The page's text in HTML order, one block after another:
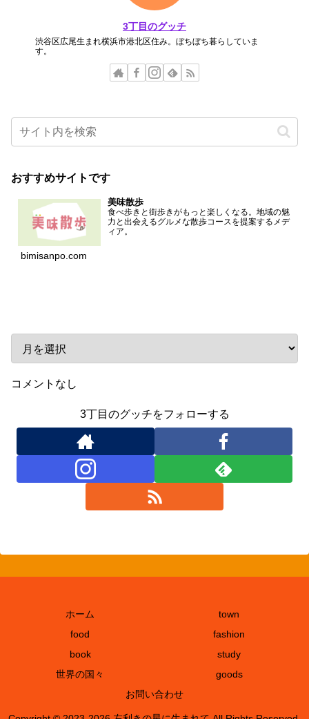
3丁目のグッチ
渋谷区広尾生まれ横浜市港北区住み。ぼちぼち暮らしていま
す。
おすすめサイトです
美味散歩
食べ歩きと街歩きがもっと楽しくなる。地域の魅
力と出会えるグルメな散歩コースを提案するメデ
ィア。
bimisanpo.com
コメントなし
3丁目のグッチをフォローする
ホーム
town
food
fashion
book
study
世界の国々
goods
お問い合わせ